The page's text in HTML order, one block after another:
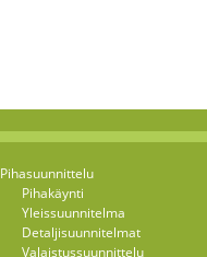
Pihasuunnittelu
Pihakäynti
Yleissuunnitelma
Detaljisuunnitelmat
Valaistussuunnittelu